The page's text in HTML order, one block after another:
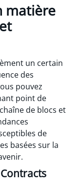
matière
un certain
des
pouvez
point de
de blocs et
de
basées sur la